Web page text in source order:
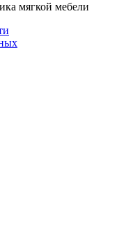
мягкой мебели